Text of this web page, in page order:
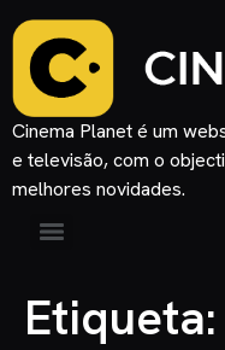
Cinema Planet é um
e televisão, com o
melhores novidades.
Etiqueta: